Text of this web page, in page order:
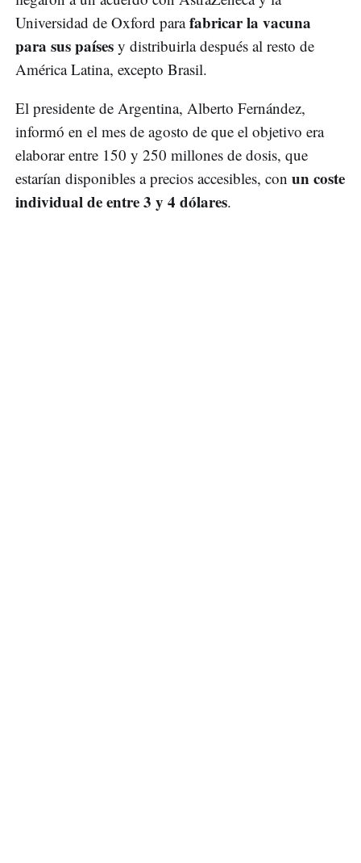
Universidad de Oxford parafabricar la vacuna
para sus países y distribuirla después al resto de
América Latina, excepto Brasil.
El presidente de Argentina, Alberto Fernández,
informó en el mes de agosto de que el objetivo era
elaborar entre 150 y 250 millones de dosis, que
estarían disponibles a precios accesibles, con un coste
individual de entre 3 y 4 dólares.